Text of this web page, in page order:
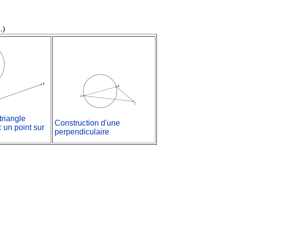
un point sur
Construction d'une
perpendiculaire